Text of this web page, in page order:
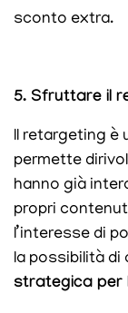
sconto extra.
5. Sfruttare il
Il retargeting è
permette
hanno già
propri
l’interesse di
la possibilità di
strategica per